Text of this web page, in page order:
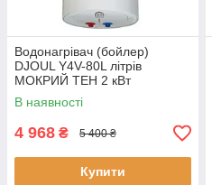
Водонагрівач (бойлер)
DJOUL Y4V-80L літрів
МОКРИЙ ТЕН 2 кВт
В наявності
4 968 ₴ 5 400 ₴
Купити